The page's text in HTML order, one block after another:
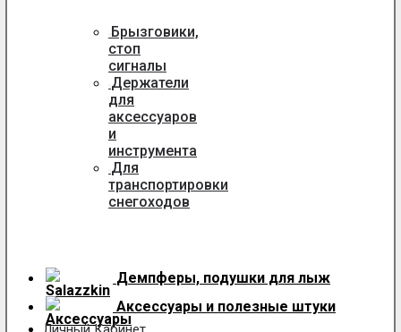
Брызговики,
стоп
сигналы
Держатели
для
аксессуаров
и
инструмента
Для
транспортировки
снегоходов
Демпферы, подушки для лыж
Аксессуары и полезные штуки